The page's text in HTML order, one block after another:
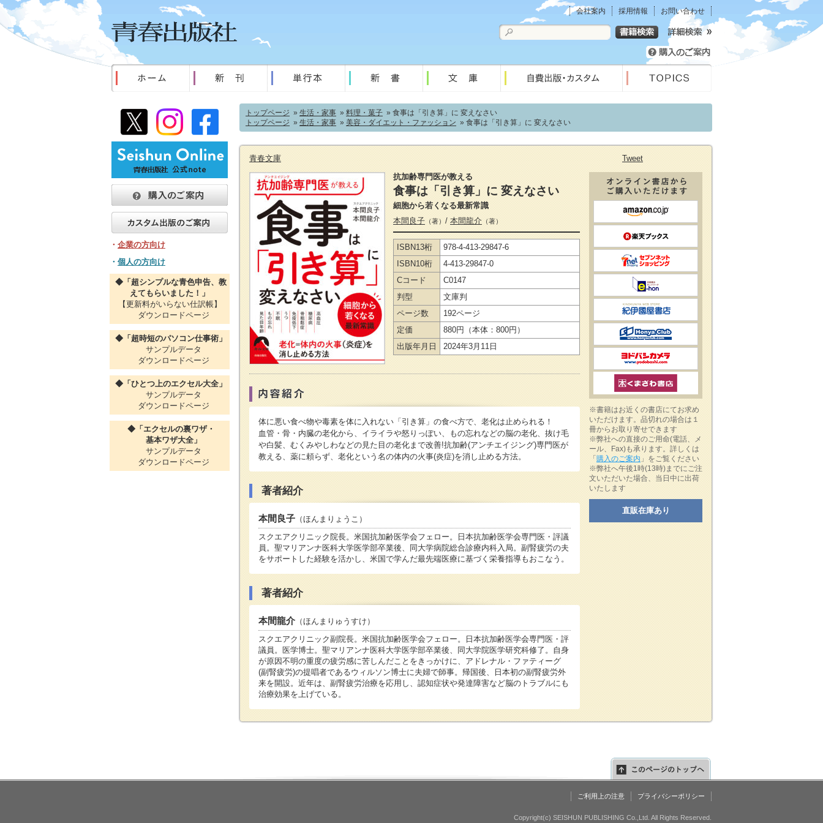
会社案内 採用情報 お問い合わせ
トップページ » 生活・家事 » 料理・菓子 » 食事は「引き算」に 変えなさい
トップページ » 生活・家事 » 美容・ダイエット・ファッション » 食事は「引き算」に 変えなさい
青春文庫
Tweet
抗加齢専門医が教える
食事は「引き算」に 変えなさい
細胞から若くなる最新常識
本間良子 （著） / 本間龍介 （著）
ISBN13桁
978-4-413-29847-6
ISBN10桁
4-413-29847-0
Cコード
C0147
判型
文庫判
ページ数
192ページ
定価
880円
（本体：800円）
出版年月日
2024年3月11日
体に悪い食べ物や毒素を体に入れない「引き算」の食べ方で、老化は止められる！
血管・骨・内臓の老化から、イライラや怒りっぽい、もの忘れなどの脳の老化、抜け毛
や白髪、むくみやしわなどの見た目の老化まで改善!抗加齢(アンチエイジング)専門医が
教える、薬に頼らず、老化という名の体内の火事(炎症)を消し止める方法。
著者紹介
本間良子 （ほんまりょうこ）
スクエアクリニック院長。米国抗加齢医学会フェロー。日本抗加齢医学会専門医・評議
員。聖マリアンナ医科大学医学部卒業後、同大学病院総合診療内科入局。副腎疲労の夫
をサポートした経験を活かし、米国で学んだ最先端医療に基づく栄養指導もおこなう。
著者紹介
本間龍介 （ほんまりゅうすけ）
スクエアクリニック副院長。米国抗加齢医学会フェロー。日本抗加齢医学会専門医・評
議員。医学博士。聖マリアンナ医科大学医学部卒業後、同大学院医学研究科修了。自身
が原因不明の重度の疲労感に苦しんだことをきっかけに、アドレナル・ファティーグ
(副腎疲労)の提唱者であるウィルソン博士に夫婦で師事。帰国後、日本初の副腎疲労外
来を開設。近年は、副腎疲労治療を応用し、認知症状や発達障害など脳のトラブルにも
治療効果を上げている。
※書籍はお近くの書店にてお求め
いただけます。品切れの場合は１
冊からお取り寄せできます
※弊社への直接のご用命(電話、メ
ール、Fax)も承ります。詳しくは
「 購入のご案内 」をご覧ください
※弊社へ午後1時(13時)までにご注
文いただいた場合、当日中に出荷
いたします
直販在庫あり
・ 企業の方向け
・ 個人の方向け
◆「超シンプルな青色申告、教
えてもらいました！」
【更新料がいらない仕訳帳】
ダウンロードページ
◆「超時短のパソコン仕事術」
サンプルデータ
ダウンロードページ
◆「ひとつ上のエクセル大全」
サンプルデータ
ダウンロードページ
◆「エクセルの裏ワザ・
基本ワザ大全」
サンプルデータ
ダウンロードページ
ご利用上の注意 プライバシーポリシー
Copyright(c) SEISHUN PUBLISHING Co.,Ltd. All Rights Reserved.